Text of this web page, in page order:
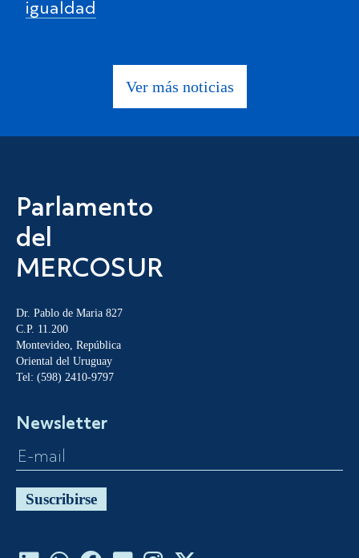
igualdad
Ver más noticias
Parlamento
del
MERCOSUR
Dr. Pablo de Maria 827
C.P. 11.200
Montevideo, República
Oriental del Uruguay
Tel: (598) 2410-9797
Newsletter
Suscribirse